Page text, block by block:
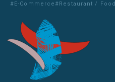
#E-Commerce #Restaurant / Food